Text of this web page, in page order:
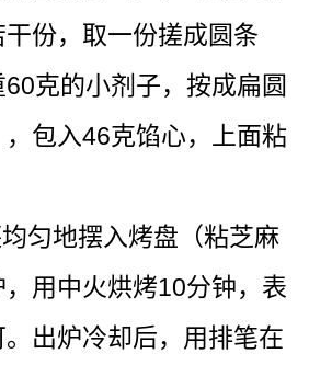
份，取一份搓成圆条
克的小剂子，按成扁圆
包入46克馅心，上面粘
匀地摆入烤盘（粘芝麻
用中火烘烤10分钟，表
出炉冷却后，用排笔在